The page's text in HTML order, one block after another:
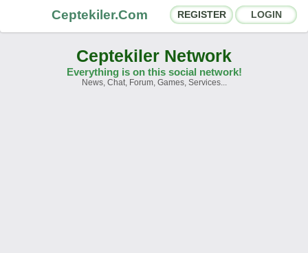
Ceptekiler.Com REGISTER LOGIN
Ceptekiler Network
Everything is on this social network!
News, Chat, Forum, Games, Services...